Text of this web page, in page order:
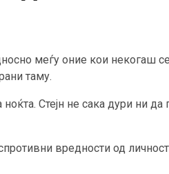
меѓу оние кои некогаш
таму.
Стејн не сака дури ни
вредности од